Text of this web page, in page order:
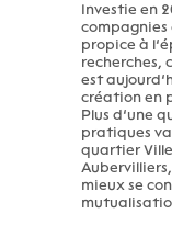
Investie en
compagnies
propice à
recherches,
est
création en
Plus d’une
pratiques
quartier
mieux se